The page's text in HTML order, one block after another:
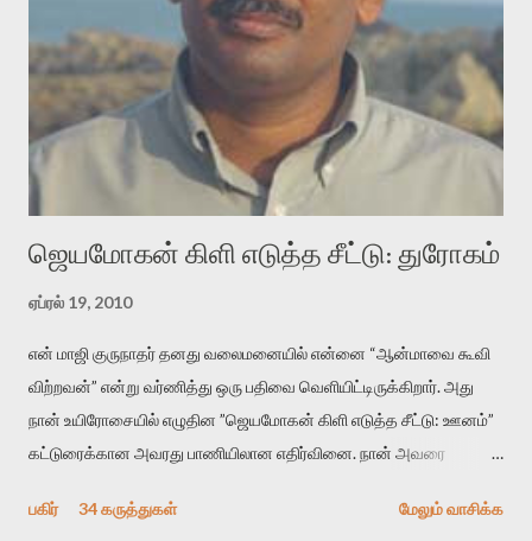
மென்வெளிச்சத்தில் நுண்பேசியின் படக்கருவியை இயக்கி சாத்தி
வைத்து விட்டு இயக்கத்தை அறிவோம். அறிதல் அபச்சாரமில்லை.
பயணப் படிமம் என்பது காக்னிடிவ் பொயடிக்ஸ் எனும் சமகால
விமர்சனத்தின் ஒரு முக்கிய கருவி. இக்கருவியை மனுஷ்யபுத்திரனின்
“காலை வணக்கங்கள்” எனும் ஒரு கவிதையில் சொருகப் போகிறோம்.
முதலில் கருவியை பழகுவோம். அன்றாட மொழியில் ஒன்று ம...
ஜெயமோகன் கிளி எடுத்த சீட்டு: துரோகம்
ஏப்ரல் 19, 2010
என் மாஜி குருநாதர் தனது வலைமனையில் என்னை “ஆன்மாவை கூவி
விற்றவன்” என்று வர்ணித்து ஒரு பதிவை வெளியிட்டிருக்கிறார். அது
நான் உயிரோசையில் எழுதின ”ஜெயமோகன் கிளி எடுத்த சீட்டு: ஊனம்”
கட்டுரைக்கான அவரது பாணியிலான எதிர்வினை. நான் அவரை
பதிவை படித்த நண்பர்கள் பலரும் அவருக்காக இரக்கப்பட்டார்கள்.
பகிர் 34 கருத்துகள் மேலும் வாசிக்க